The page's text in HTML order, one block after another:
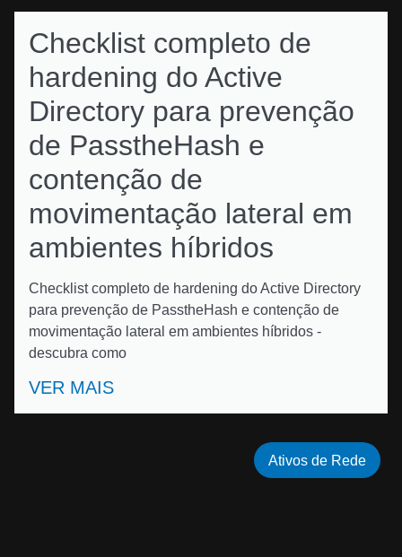
Checklist completo de
hardening do Active
Directory para prevenção
de PasstheHash e
contenção de
movimentação lateral em
ambientes híbridos
Checklist completo de hardening do Active Directory
para prevenção de PasstheHash e contenção de
movimentação lateral em ambientes híbridos -
descubra como
VER MAIS
Ativos de Rede